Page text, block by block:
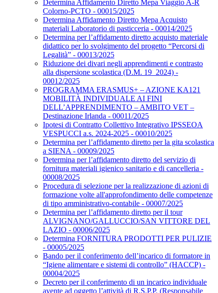
Determina Affidamento Diretto Mepa Viaggio A-R
Colorno-PCTO - 00015/2025
Determina Affidamento Diretto Mepa Acquisto
materiali Laboratorio di pasticceria - 00014/2025
Determina per l’affidamento diretto acquisto materiale
didattico per lo svolgimento del progetto “Percorsi di
Legalità” - 00013/2025
Riduzione dei divari negli apprendimenti e contrasto
alla dispersione scolastica (D.M. 19_2024) -
00012/2025
PROGRAMMA ERASMUS+ – AZIONE KA121
MOBILITÀ INDIVIDUALE AI FINI
DELL’APPRENDIMENTO – AMBITO VET –
Destinazione Irlanda - 00011/2025
Ipotesi di Contratto Collettivo Integrativo IPSSEOA
VESPUCCI a.s. 2024-2025 - 00010/2025
Determina per l’affidamento diretto per la gita scolastica
a SIENA - 00009/2025
Determina per l’affidamento diretto del servizio di
fornitura materiali igienico sanitario e di cancelleria -
00008/2025
Procedura di selezione per la realizzazione di azioni di
formazione volte all'approfondimento delle competenze
di tipo amministrativo-contabile - 00007/2025
Determina per l’affidamento diretto per il tour
ALVIGNANO/GALLUCCIO/SAN VITTORE DEL
LAZIO - 00006/2025
Determina FORNITURA PRODOTTI PER PULIZIE
- 00005/2025
Bando per il conferimento dell’incarico di formatore in
“Igiene alimentare e sistemi di controllo” (HACCP) -
00004/2025
Decreto per il conferimento di un incarico individuale
avente ad oggetto l’attività di R.S.P.P. (Responsabile